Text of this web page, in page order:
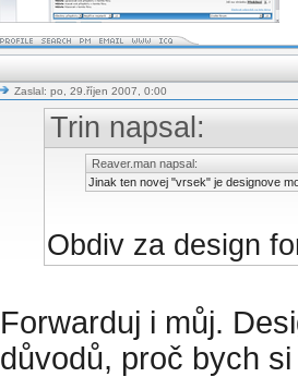
Zaslal: po, 29.říjen 2007, 0:00
Trin napsal:
Reaver.man napsal:
Jinak ten novej "vrsek" je designove
Obdiv za design
Forwarduj i můj.
důvodů, proč bych